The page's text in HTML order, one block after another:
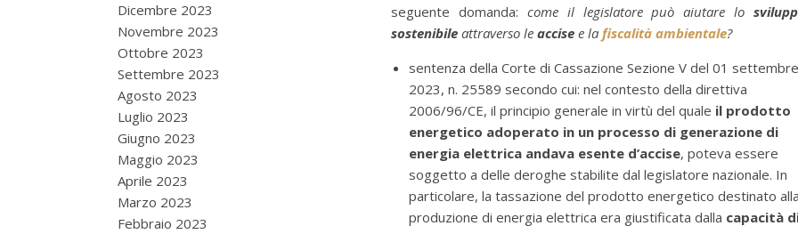
Dicembre 2023
Novembre 2023
Ottobre 2023
Settembre 2023
Agosto 2023
Luglio 2023
Giugno 2023
Maggio 2023
Aprile 2023
Marzo 2023
Febbraio 2023
seguente domanda: come il legislatore può aiutare lo
sostenibile attraverso le accise e la fiscalità ambientale?
sentenza della Corte di Cassazione Sezione V del 01 settembre
2023, n. 25589 secondo cui: nel contesto della direttiva
2006/96/CE, il principio generale in virtù del quale il prodotto
energetico adoperato in un processo di generazione di
energia elettrica andava esente d’accise, poteva essere
soggetto a delle deroghe stabilite dal legislatore nazionale. In
particolare, la tassazione del prodotto energetico destinato
produzione di energia elettrica era giustificata dalla capacità